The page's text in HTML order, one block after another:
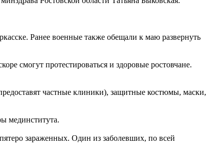
Ранее военные также обещали к маю развернуть
смогут протестироваться и здоровые ростовчане.
частные клиники), защитные костюмы, маски,
мединститута.
зараженных. Один из заболевших, по всей